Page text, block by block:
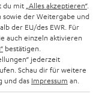
Lieferumfang
du mit „Alles akzeptieren“.
der Weitergabe und
der EU/des EWR. Für
auch einzeln aktivieren
bestätigen.
jederzeit
Schau dir für weitere
und das Impressum an.